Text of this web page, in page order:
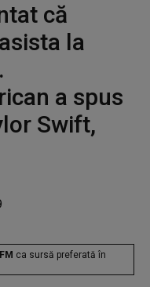
că
la
a spus
Swift,
ca sursă preferată în